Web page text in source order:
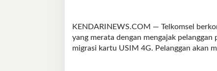
KENDARINEWS.COM — Telkomsel
yang merata dengan mengajak
migrasi kartu USIM 4G. Pelanggan akan